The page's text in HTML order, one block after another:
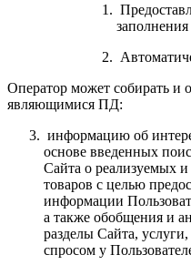
Оператор может собирать и
являющимися ПД:
информацию об
основе введенных
Сайта о реализуемых
товаров с целью
информации
а также обобщения и
разделы Сайта,
спросом у